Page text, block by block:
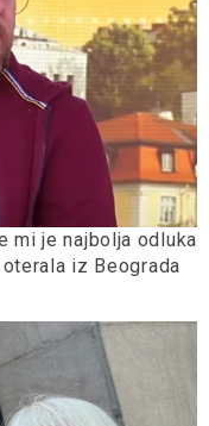
mi je najbolja odluka
iz Beograda